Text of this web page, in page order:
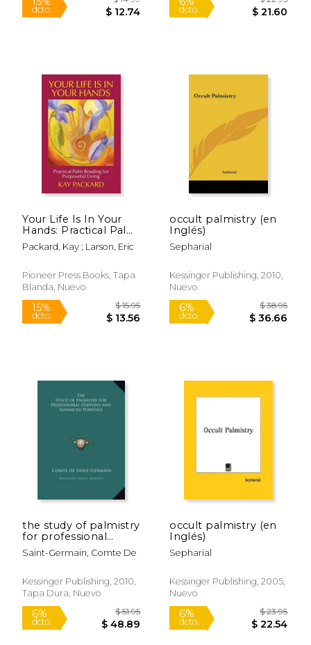
$ 12.74
Your Life Is In Your
Hands: Practical Palm
Reading for
Purposeful Living (en
Packard, Kay ; Larson, Eric
Pioneer Press Books, Tapa
Blanda, Nuevo
occult palmistry (en
Inglés)
Sepharial
Kessinger Publishing, 2010,
Nuevo
the study of palmistry
for professional
purposes and
advanced purposes
Saint-Germain, Comte De
Kessinger Publishing, 2010,
Tapa Dura, Nuevo
occult palmistry (en
Inglés)
Sepharial
Kessinger Publishing, 2005,
Nuevo